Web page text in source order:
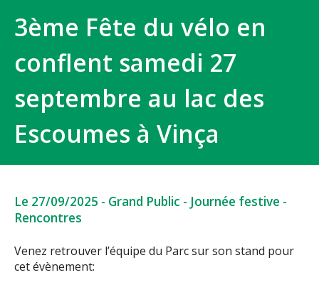
3ème Fête du vélo en
conflent samedi 27
septembre au lac des
Escoumes à Vinça
Le 27/09/2025 - Grand Public - Journée festive -
Rencontres
Venez retrouver l’équipe du Parc sur son stand pour
cet évènement: